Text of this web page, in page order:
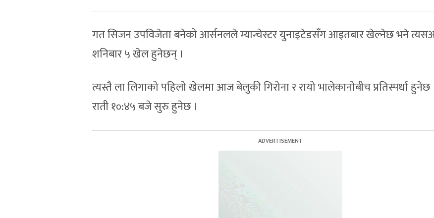
गत सिजन उपविजेता बनेको आर्सनलले म्यान्चेस्टर युनाइटेडसँग आइतबार खेल्नेछ भने
शनिबार ५ खेल हुनेछन् ।
त्यस्तै ला लिगाको पहिलो खेलमा आज बेलुकी गिरोना र रायो भालेकानोबीच प्रतिस्पर्धा
राती १०:४५ बजे सुरु हुनेछ ।